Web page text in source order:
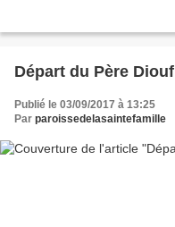
Départ du Père Diouf
Publié le 03/09/2017 à 13:25
Par paroissedelasaintefamille